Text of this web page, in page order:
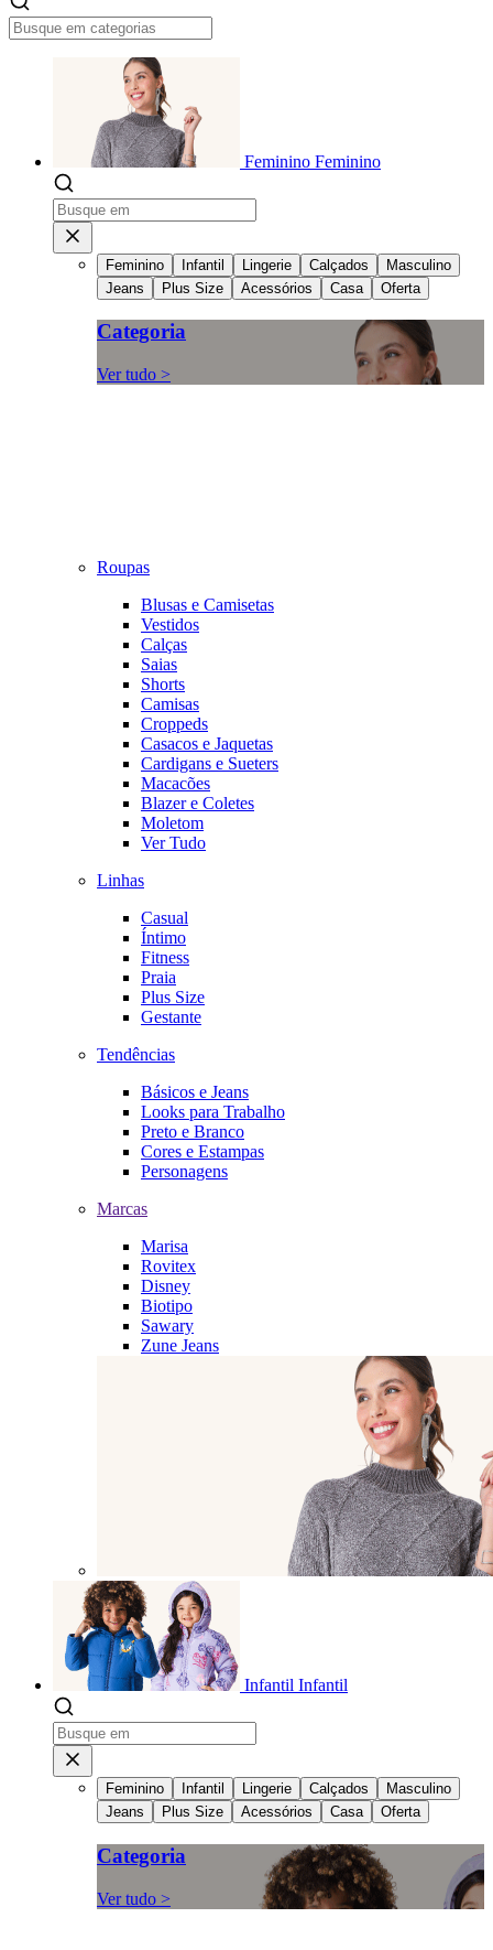
Feminino Feminino
Feminino Infantil Lingerie Calçados
Masculino
Jeans
Plus Size Acessórios Casa Oferta
Categoria
Ver tudo >
Roupas
Blusas e Camisetas
Vestidos
Calças
Saias
Shorts
Camisas
Croppeds
Casacos e Jaquetas
Cardigans e Sueters
Macacões
Blazer e Coletes
Moletom
Ver Tudo
Linhas
Casual
Íntimo
Fitness
Praia
Plus Size
Gestante
Tendências
Básicos e Jeans
Looks para Trabalho
Preto e Branco
Cores e Estampas
Personagens
Marcas
Marisa
Rovitex
Disney
Biotipo
Sawary
Zune Jeans
Infantil Infantil
Feminino Infantil Lingerie Calçados
Masculino
Jeans
Plus Size Acessórios Casa Oferta
Categoria
Ver tudo >